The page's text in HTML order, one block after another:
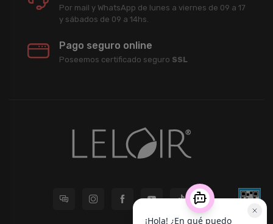
Por mail y WhatsApp de lunes a viernes de 09 a 17
y sábados de 09 a 14hs.
Pago seguro online
Poseemos certificado seguro SSL